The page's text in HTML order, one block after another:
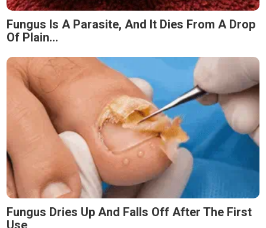
Fungus Is A Parasite, And It Dies From A Drop
Of Plain...
Fungus Dries Up And Falls Off After The First
Use